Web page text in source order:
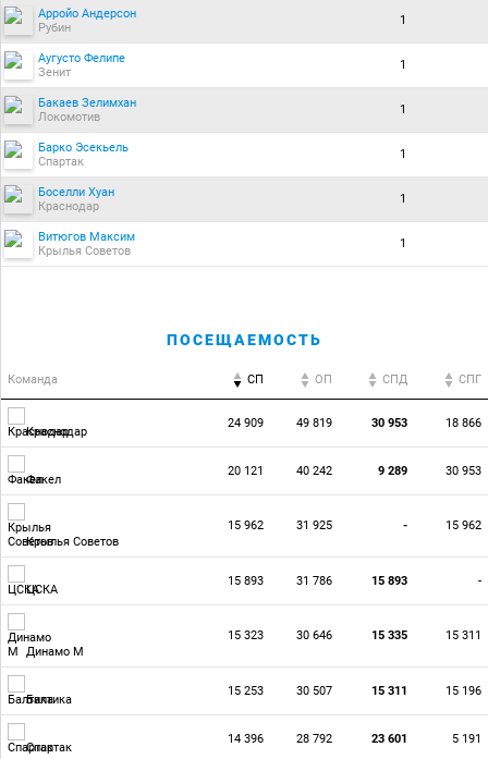
Арройо Андерсон
Рубин
1
Аугусто Фелипе
Зенит
1
Бакаев Зелимхан
Локомотив
1
Барко Эсекьель
Спартак
1
Боселли Хуан
Краснодар
1
Витюгов Максим
Крылья Советов
1
ПОСЕЩАЕМОСТЬ
Команда СП ОП CПД CПГ
Краснодар
24 909 49 819 30 953 18 866
Факел
20 121 40 242 9 289 30 953
Крылья Советов
15 962 31 925 - 15 962
ЦСКА
15 893 31 786 15 893 -
Динамо М
15 323 30 646 15 335 15 311
Балтика
15 253 30 507 15 311 15 196
Спартак
14 396 28 792 23 601 5 191